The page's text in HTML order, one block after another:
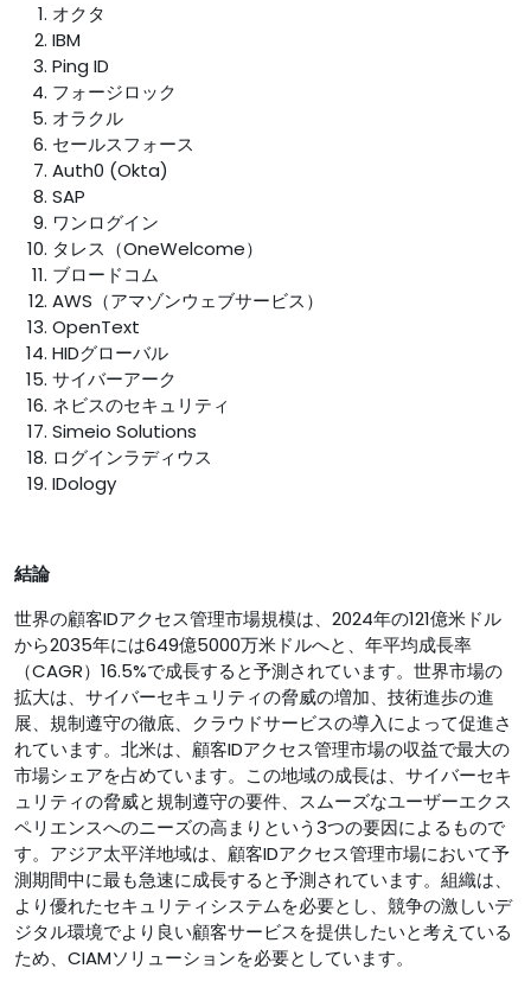
オクタ
IBM
Ping ID
フォージロック
オラクル
セールスフォース
Auth0 (Okta)
SAP
ワンログイン
タレス（OneWelcome）
ブロードコム
AWS（アマゾンウェブサービス）
OpenText
HIDグローバル
サイバーアーク
ネビスのセキュリティ
Simeio Solutions
ログインラディウス
IDology
結論
世界の顧客IDアクセス管理市場規模は、2024年の121億米ドル
から2035年には649億5000万米ドルへと、年平均成長率
（CAGR）16.5%で成長すると予測されています。世界市場の
拡大は、サイバーセキュリティの脅威の増加、技術進歩の進
展、規制遵守の徹底、クラウドサービスの導入によって促進さ
れています。北米は、顧客IDアクセス管理市場の収益で最大の
市場シェアを占めています。この地域の成長は、サイバーセキ
ュリティの脅威と規制遵守の要件、スムーズなユーザーエクス
ペリエンスへのニーズの高まりという3つの要因によるもので
す。アジア太平洋地域は、顧客IDアクセス管理市場において予
測期間中に最も急速に成長すると予測されています。組織は、
より優れたセキュリティシステムを必要とし、競争の激しいデ
ジタル環境でより良い顧客サービスを提供したいと考えている
ため、CIAMソリューションを必要としています。